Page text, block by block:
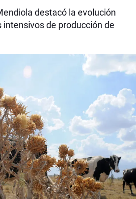
destacó la evolución
intensivos de producción de